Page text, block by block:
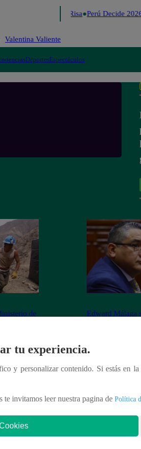
Me Caigo de Risa Perú Decide 2026
Valentina Valiente
DeportesEspectáculos
de
Edward Málaga
tu experiencia.
y personalizar contenido. Si estás en
te invitamos leer nuestra pagina de Política